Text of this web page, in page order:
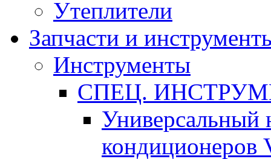
Утеплители
Запчасти и
Инструменты
СПЕЦ.
Универсальный
кондиционеров